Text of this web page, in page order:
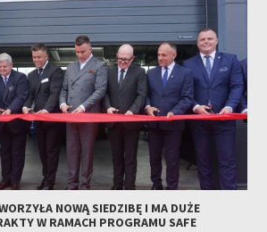
NOWĄ SIEDZIBĘ I MA DUŻE
W RAMACH PROGRAMU SAFE